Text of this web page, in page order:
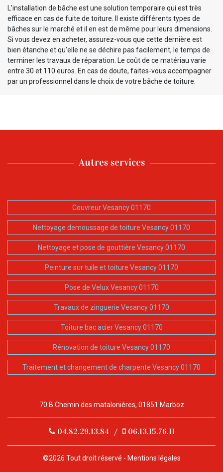
L’installation de bâche est une solution temporaire qui est très
efficace en cas de fuite de toiture. Il existe différents types de
bâches sur le marché et il en est de même pour leurs dimensions.
Si vous devez en acheter, assurez-vous que cette dernière est
bien étanche et qu’elle ne se déchire pas facilement, le temps de
terminer les travaux de réparation. Le coût de ce matériau varie
entre 30 et 110 euros. En cas de doute, faites-vous accompagner
par un professionnel dans le choix de votre bâche de toiture.
Autres services
Couvreur Vesancy 01170
Nettoyage demoussage de toiture Vesancy 01170
Nettoyage et pose de gouttière Vesancy 01170
Peinture sur tuile et toiture Vesancy 01170
Pose de Velux Vesancy 01170
Travaux de zinguerie Vesancy 01170
Toiture bac acier Vesancy 01170
Rénovation de toiture Vesancy 01170
Traitement et changement de charpente Vesancy 01170
70 B Chemin des matalonières, 01851 Marboz
04.82.29.13.84 / 06.13.15.76.11
©2026 Tout droit réservé - Mentions légales